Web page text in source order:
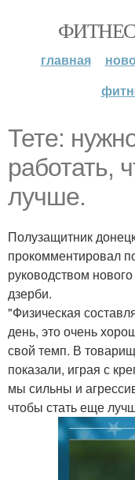
главная
Тете:
работать,
лучше.
Полузащитник
прокомментировал
руководством
дзерби.
"Физическая
день, это очень
свой темп. В
показали, играя с
мы сильны и
чтобы стать еще